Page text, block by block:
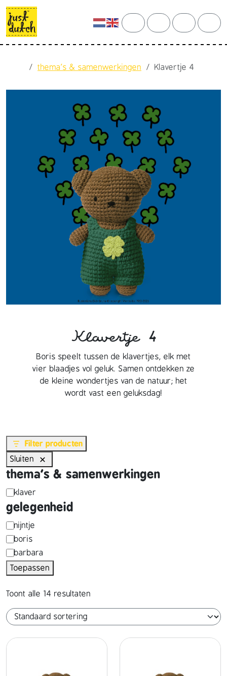
Skip to content
Skip to footer
searchaccountcart
Homethema's & samenwerkingen Klavertje 4
Klavertje 4
Boris speelt tussen de klavertjes, elk met
vier blaadjes vol geluk. Samen ontdekken ze
de kleine wondertjes van de natuur; het
wordt vast een geluksdag!
Filter producten
Sluiten
thema's & samenwerkingen
t
h
e
m
a
'
s
&
s
a
klaver
gelegenheid
p
e
r
s
o
n
a
g
nijntje
boris
barbara
Toepassen
Toont alle 14 resultaten